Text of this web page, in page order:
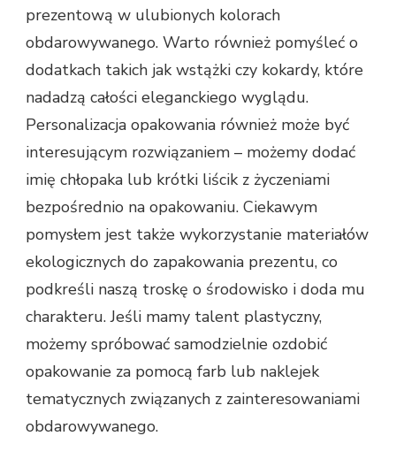
prezentową w ulubionych kolorach
obdarowywanego. Warto również pomyśleć o
dodatkach takich jak wstążki czy kokardy, które
nadadzą całości eleganckiego wyglądu.
Personalizacja opakowania również może być
interesującym rozwiązaniem – możemy dodać
imię chłopaka lub krótki liścik z życzeniami
bezpośrednio na opakowaniu. Ciekawym
pomysłem jest także wykorzystanie materiałów
ekologicznych do zapakowania prezentu, co
podkreśli naszą troskę o środowisko i doda mu
charakteru. Jeśli mamy talent plastyczny,
możemy spróbować samodzielnie ozdobić
opakowanie za pomocą farb lub naklejek
tematycznych związanych z zainteresowaniami
obdarowywanego.